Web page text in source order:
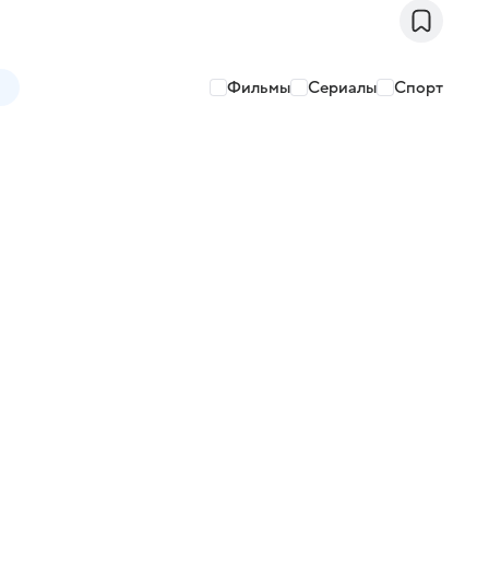
Фильмы Сериалы Спорт